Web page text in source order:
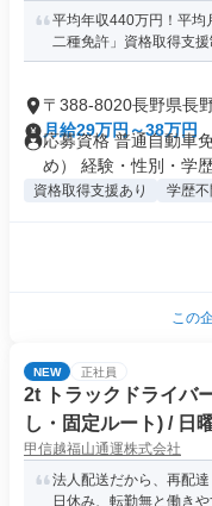
平均年収440万円！平均
二種免許」資格取得支援
〒388-8020長野県長
月給29万円～38万円
応募資格 普通自動車
め） 経験・性別・学歴
資格取得支援あり 学歴不
この
NEW 正社員
2t トラックドライバ
し・固定ルート) / 日
ﾊﾞｰ2t(正社員)
甲信越福山通運株式会社
法人配送だから、再配
日休み、転勤無と働き